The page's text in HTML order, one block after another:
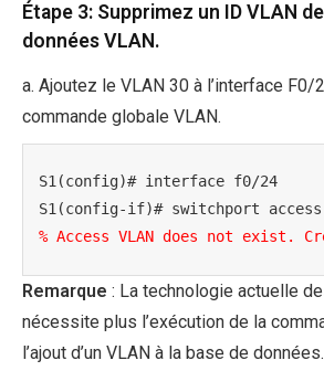
Étape 3: Supprimez un ID VLAN
données VLAN.
a. Ajoutez le VLAN 30 à l’interface
commande globale VLAN.
S1(config)# interface f0/24
% Access VLAN does not exist.
Remarque : La technologie actuelle
nécessite plus l’exécution de la
l’ajout d’un VLAN à la base de